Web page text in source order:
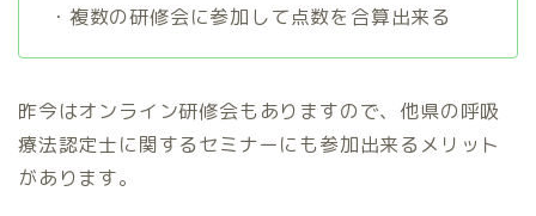
・複数の研修会に参加して点数を合算出来る
昨今はオンライン研修会もありますので、他県の呼吸
療法認定士に関するセミナーにも参加出来るメリット
があります。